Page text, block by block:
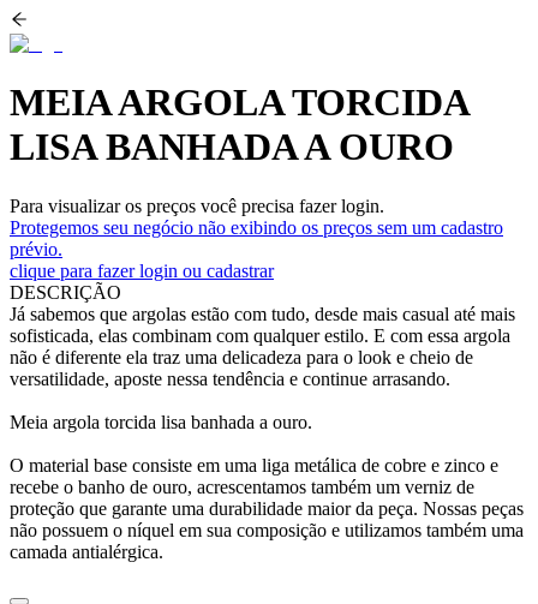
MEIA ARGOLA TORCIDA
LISA BANHADA A OURO
Para visualizar os preços você precisa fazer login.
Protegemos seu negócio não exibindo os preços sem um cadastro
prévio.
clique para fazer login ou cadastrar
DESCRIÇÃO
Já sabemos que argolas estão com tudo, desde mais casual até mais
sofisticada, elas combinam com qualquer estilo. E com essa argola
não é diferente ela traz uma delicadeza para o look e cheio de
versatilidade, aposte nessa tendência e continue arrasando.
Meia argola torcida lisa banhada a ouro.
O material base consiste em uma liga metálica de cobre e zinco e
recebe o banho de ouro, acrescentamos também um verniz de
proteção que garante uma durabilidade maior da peça. Nossas peças
não possuem o níquel em sua composição e utilizamos também uma
camada antialérgica.